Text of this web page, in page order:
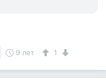
9 лет 1